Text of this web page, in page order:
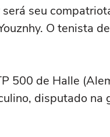
seu
O tenista
500 de Halle
disputado na